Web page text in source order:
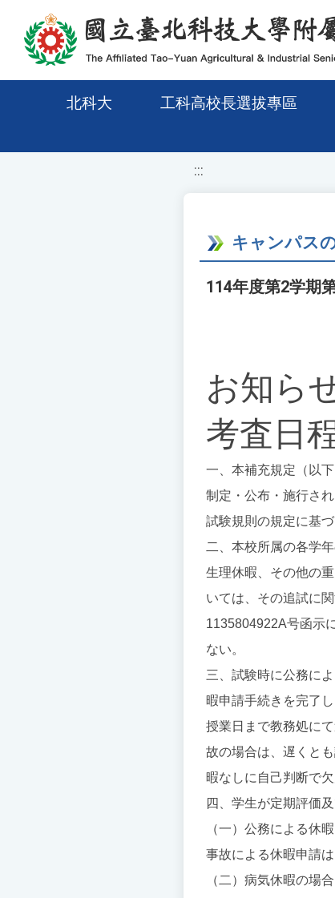
移至網頁之主要內容區位置
北科大 工科高校長選拔專區
:::
キャンパス
114年度第2学期
お知ら
考査日
一、本補充規定（以
制定・公布・施行さ
試験規則の規定に基づ
二、本校所属の各学
生理休暇、その他の
いては、その追試に
1135804922A号函示
ない。
三、試験時に公務に
暇申請手続きを完了
授業日まで教務処に
故の場合は、遅くと
暇なしに自己判断で
四、学生が定期評価
（一）公務による休
事故による休暇申請
（二）病気休暇の場